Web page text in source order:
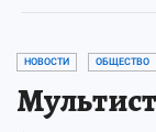
НОВОСТИ ОБЩЕСТВО